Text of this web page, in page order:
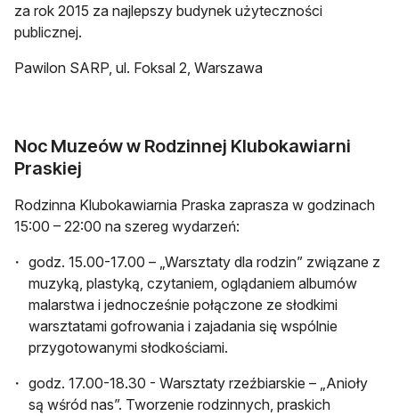
za rok 2015 za najlepszy budynek użyteczności
publicznej.
Pawilon SARP, ul. Foksal 2, Warszawa
Noc Muzeów w Rodzinnej Klubokawiarni
Praskiej
Rodzinna Klubokawiarnia Praska zaprasza w godzinach
15:00 – 22:00 na szereg wydarzeń:
godz. 15.00-17.00 – „Warsztaty dla rodzin” związane z
muzyką, plastyką, czytaniem, oglądaniem albumów
malarstwa i jednocześnie połączone ze słodkimi
warsztatami gofrowania i zajadania się wspólnie
przygotowanymi słodkościami.
godz. 17.00-18.30 - Warsztaty rzeźbiarskie – „Anioły
są wśród nas”. Tworzenie rodzinnych, praskich